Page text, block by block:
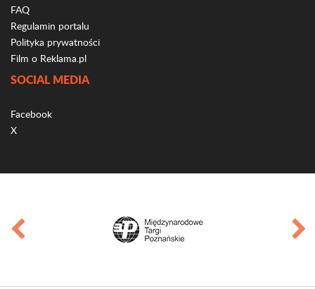
FAQ
Regulamin portalu
Polityka prywatności
Film o Reklama.pl
SOCIAL MEDIA
Facebook
X